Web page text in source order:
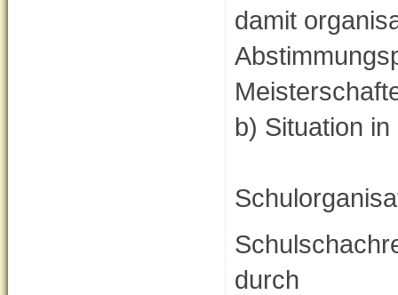
damit
b) Situation
durch